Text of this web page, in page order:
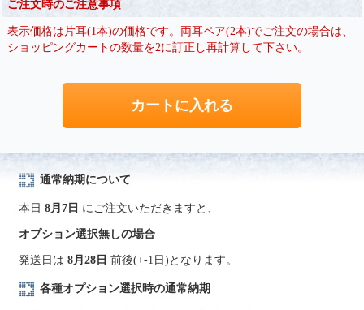
ご注文時のご注意事項
表示価格は片耳(1本)の価格です。両耳ペア(2本)でご注文の場合は、
ショッピングカートの数量を2に訂正し再計算して下さい。
通常納期について
本日 8月7日 にご注文いただきますと、
オプション選択無しの場合
発送日は 8月28日 前後(+-1日)となります。
各種オプション選択時の通常納期